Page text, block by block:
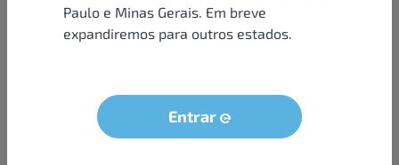
Paulo e Minas Gerais. Em breve
expandiremos para outros estados.
Entrar
Sobre nós
Condições e termos
Seja um parceiro
LGPD - Solicitação dos dados do titular